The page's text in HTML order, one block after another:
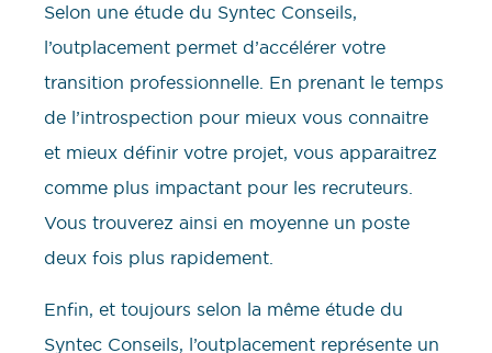
Selon une étude du Syntec Conseils,
l’outplacement permet d’accélérer votre
transition professionnelle. En prenant le temps
de l’introspection pour mieux vous connaitre
et mieux définir votre projet, vous apparaitrez
comme plus impactant pour les recruteurs.
Vous trouverez ainsi en moyenne un poste
deux fois plus rapidement.
Enfin, et toujours selon la même étude du
Syntec Conseils, l’outplacement représente un